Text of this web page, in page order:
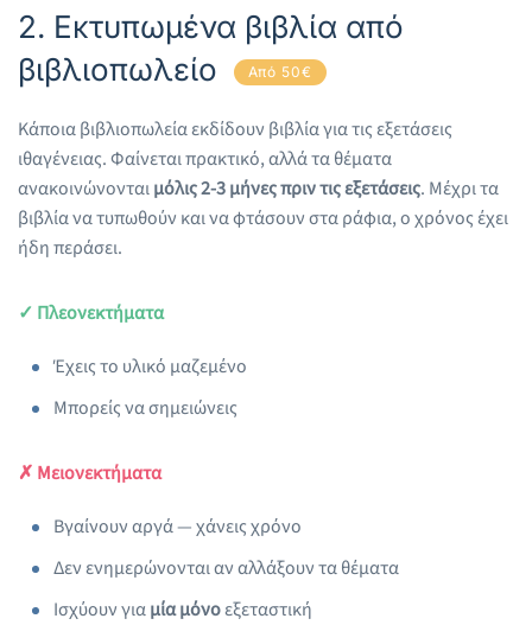
2. Εκτυπωμένα βιβλία από
βιβλιοπωλείο
Από 50€
Κάποια βιβλιοπωλεία εκδίδουν βιβλία για τις εξετάσεις
ιθαγένειας. Φαίνεται πρακτικό, αλλά τα θέματα
ανακοινώνονταιμόλις 2-3 μήνες πριν τις εξετάσεις. Μέχρι τα
βιβλία να τυπωθούν και να φτάσουν στα ράφια, ο χρόνος έχει
ήδη περάσει.
✓ Πλεονεκτήματα
Έχεις το υλικό μαζεμένο
Μπορείς να σημειώνεις
✗ Μειονεκτήματα
Βγαίνουν αργά — χάνεις χρόνο
Δεν ενημερώνονται αν αλλάξουν τα θέματα
Ισχύουν γιαμία μόνοεξεταστική